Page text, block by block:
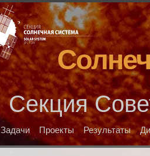
Секция
Задачи Проекты Результаты